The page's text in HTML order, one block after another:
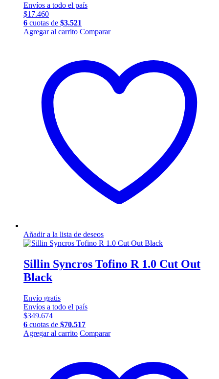
Envíos a todo el país
$17.460
6 cuotas de $3.521
Agregar al carrito Comparar
Añadir a la lista de deseos
Sillin Syncros Tofino R 1.0 Cut Out
Black
Envío gratis
Envíos a todo el país
$349.674
6 cuotas de $70.517
Agregar al carrito Comparar